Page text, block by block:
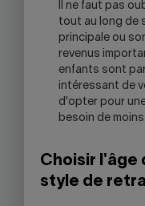
Il ne faut pas
tout au long de
principale ou
revenus
enfants sont
intéressant de
d'opter pour
besoin de
Choisir l'âge
style de